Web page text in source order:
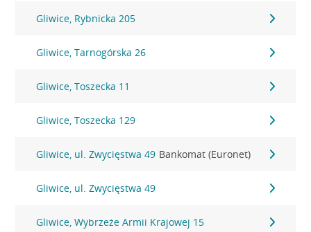
Gliwice, Rybnicka 205
Gliwice, Tarnogórska 26
Gliwice, Toszecka 11
Gliwice, Toszecka 129
Gliwice, ul. Zwycięstwa 49 Bankomat (Euronet)
Gliwice, ul. Zwycięstwa 49
Gliwice, Wybrzeże Armii Krajowej 15